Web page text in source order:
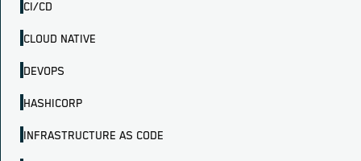
CI/CD
CLOUD NATIVE
DEVOPS
HASHICORP
INFRASTRUCTURE AS CODE